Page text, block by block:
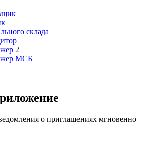
склада
2
МСБ
о приглашениях мгновенно